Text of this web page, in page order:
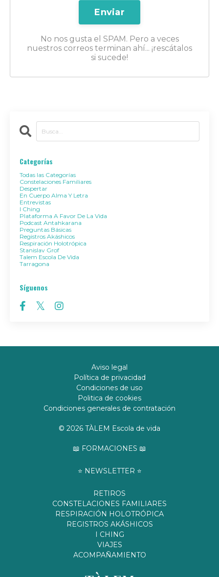
Enviar
No nos gusta el SPAM. Pero a veces
nuestros correos terminan ahí... ¡rescátalos
si sucede!
Categorías
Todas las Categorías
Constelaciones Familiares
Despertar
En Cuerpo Alma Y Letra
Entrevistas
I Ching
Plataforma A Favor De La Vida
Podcast Antahkarana
Preguntas Básicas
Registros Akáshicos
Respiración Holotrópica
Stanislav Grof
Talem Escola De Vida
Tarragona
Síguenos
Aviso legal
Política de privacidad
Condiciones de uso
Politica de cookies
Condiciones generales de contratación
© 2026 TÀLEM Escola de vida
📖 FORMACIONES 📖
⭐️ NEWSLETTER ⭐️
RETIROS
CONSTELACIONES FAMILIARES
RESPIRACIÓN HOLOTRÓPICA
REGISTROS AKÁSHICOS
I CHING
VIAJES
ACOMPAÑAMIENTO